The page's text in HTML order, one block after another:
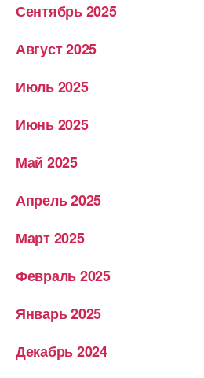
Сентябрь 2025
Август 2025
Июль 2025
Июнь 2025
Май 2025
Апрель 2025
Март 2025
Февраль 2025
Январь 2025
Декабрь 2024